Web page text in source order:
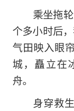
乘坐拖
个多小时后
气田映入眼
城，矗立在
舟。
身穿救